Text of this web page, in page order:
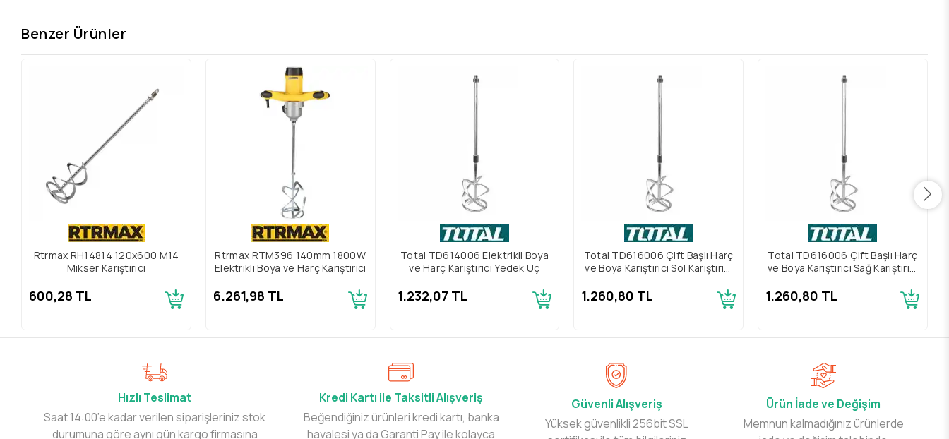
Benzer Ürünler
Rtrmax RH14814 120x600 M14
Mikser Karıştırıcı
600,28 TL
Rtrmax RTM396 140mm 1800W
Elektrikli Boya ve Harç Karıştırıcı
6.261,98 TL
Total TD614006 Elektrikli Boya
ve Harç Karıştırıcı Yedek Uç
1.232,07 TL
Total TD616006 Çift Başlı Harç
ve Boya Karıştırıcı Sol Karıştırıcı
1.260,80 TL
Total TD616006 Çift Başlı Harç
ve Boya Karıştırıcı Sağ Karıştırıcı
1.260,80 TL
Hızlı Teslimat
Saat 14:00’e kadar verilen siparişleriniz stok
durumuna göre aynı gün kargo firmasına
Kredi Kartı ile Taksitli Alışveriş
Beğendiğiniz ürünleri kredi kartı, banka
havalesi ya da Garanti Pay ile kolayca
Güvenli Alışveriş
Yüksek güvenlikli 256bit SSL
Ürün İade ve Değişim
Memnun kalmadığınız ürünlerde